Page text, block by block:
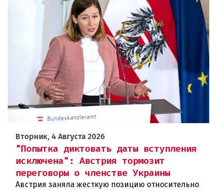
Вторник, 4 Августа 2026
"Попытка диктовать даты вступления
исключена": Австрия тормозит
переговоры о членстве Украины
Австрия заняла жесткую позицию относительно